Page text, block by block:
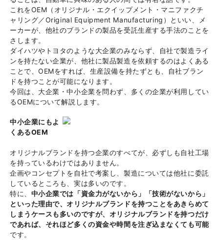
これをOEM（オリジナル・エクイップメント・マニファクチ
ャリング／Original Equipment Manufacturing）といい、メ
ーカーが、他社のブランドの製品を受託生産する手法のことを
さします。
ダイハツやトヨタのような大企業のみならず、自社で製造ライ
ンを持たない企業が、他社に製品製造を依頼するのはよくある
ことで、OEMをすれば、生産設備を持たずとも、自社ブラン
ドを持つことが可能になります。
今回は、大企業・中小企業を問わず、多くの企業が利用してい
るOEMについて解説します。
中小企業にもよ
くあるOEM
オリジナルブランドを持つ企業のすべてが、必ずしも自社工場
を持っているわけではありません。
企画やコンセプトを自社で考案し、製造については他社に委託
しているところも、実は多いのです。
特に、 中小企業では「資金力がないから」「技術がないから」
といった理由で、オリジナルブランドを持つことをあきらめて
しまうケースも多いのですが、オリジナルブランドを持つだけ
であれば、それほど多くの資金や時間を注ぎ込まなくても可能
です。